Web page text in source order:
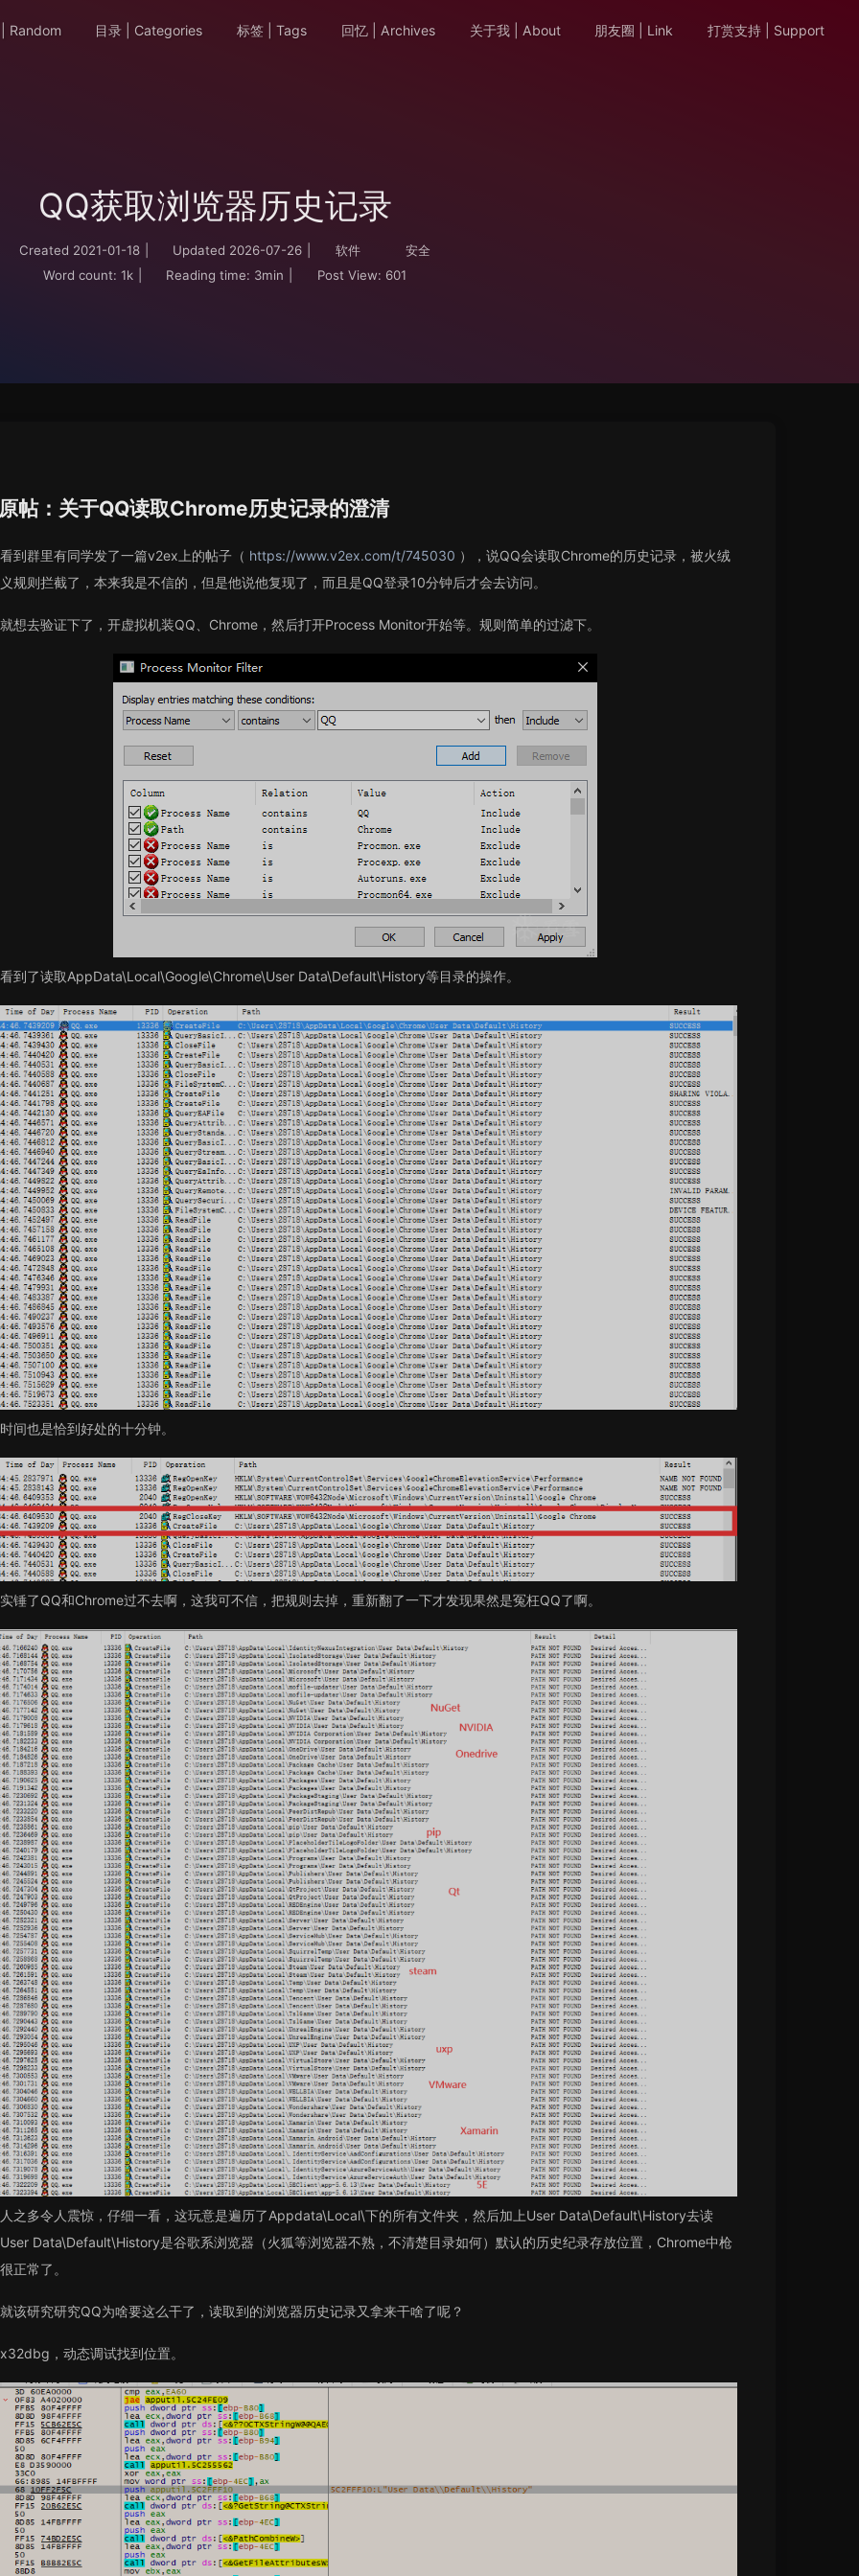
Random 目录 | Categories 标签 | Tags 回忆 | Archives 关于我 | About 朋友圈 | Link 打赏支持 | Support
QQ获取浏览器历史记录
Created 2021-01-18 Updated 2026-07-26 软件
安全
Word count: 1k Reading time: 3min Post View: 601
帖：关于QQ读取Chrome历史记录的澄清
到群里有同学发了一篇v2ex上的帖子（ https://www.v2ex.com/t/745030 ），说QQ会读取Chrome的历史记录，被火绒
规则拦截了，本来我是不信的，但是他说他复现了，而且是QQ登录10分钟后才会去访问。
想去验证下了，开虚拟机装QQ、Chrome，然后打开Process Monitor开始等。规则简单的过滤下。
到了读取AppData\Local\Google\Chrome\User Data\Default\History等目录的操作。
间也是恰到好处的十分钟。
锤了QQ和Chrome过不去啊，这我可不信，把规则去掉，重新翻了一下才发现果然是冤枉QQ了啊。
之多令人震惊，仔细一看，这玩意是遍历了Appdata\Local\下的所有文件夹，然后加上User Data\Default\History去读
Data\Default\History是谷歌系浏览器（火狐等浏览器不熟，不清楚目录如何）默认的历史纪录存放位置，Chrome中枪
正常了。
该研究研究QQ为啥要这么干了，读取到的浏览器历史记录又拿来干啥了呢？
，动态调试找到位置。